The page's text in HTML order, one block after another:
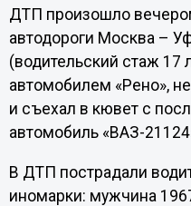
ДТП произошло
автодороги Москва –
(водительский стаж 17
автомобилем «Рено»,
и съехал в кювет с
автомобиль «ВАЗ-
В ДТП пострадали
иномарки: мужчина